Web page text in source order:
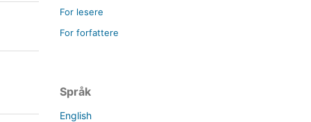
For lesere
For forfattere
Språk
English